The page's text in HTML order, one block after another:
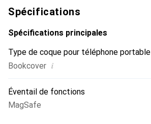
une clientèle exigeante.
Spécifications
Spécifications principales
Type de coque pour téléphone portable
Bookcover i
Éventail de fonctions
MagSafe